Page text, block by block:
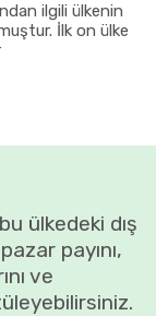
ilgili ülkenin
İlk on ülke
ülkedeki dış
payını,
ve